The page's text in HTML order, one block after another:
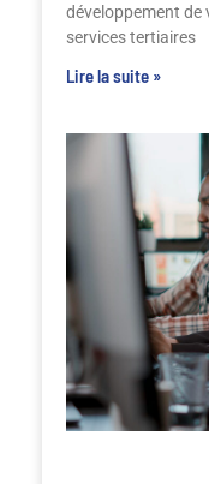
développement de
services tertiaires
Lire la suite »